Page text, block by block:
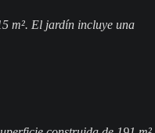
m². El jardín incluye una